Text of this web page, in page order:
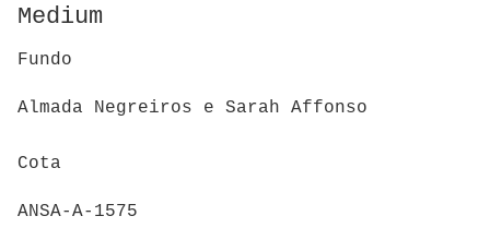
Medium
Fundo
Almada Negreiros e Sarah Affonso
Cota
ANSA-A-1575